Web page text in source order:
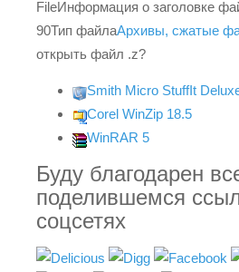
FileИнформация о заголовке
90Тип файлаАрхивы, сжатые
открыть файл .z?
Smith Micro StuffIt
Corel WinZip 18.5
WinRAR 5
Буду благодарен
поделившемся
соцсетях